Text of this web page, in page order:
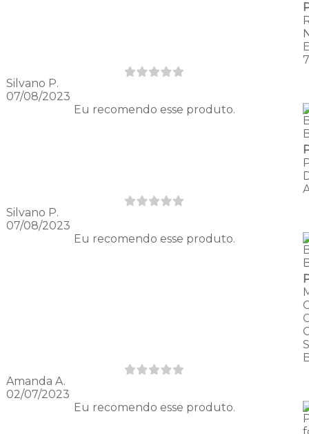
Silvano P.
07/08/2023
Eu recomendo esse produto.
Silvano P.
07/08/2023
Eu recomendo esse produto.
Amanda A.
02/07/2023
Eu recomendo esse produto.